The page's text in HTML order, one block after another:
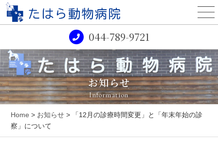
044-789-9721
お知らせ
Information
Home > お知らせ > 「12月の診療時間変更」と「年末年始の診
察」について